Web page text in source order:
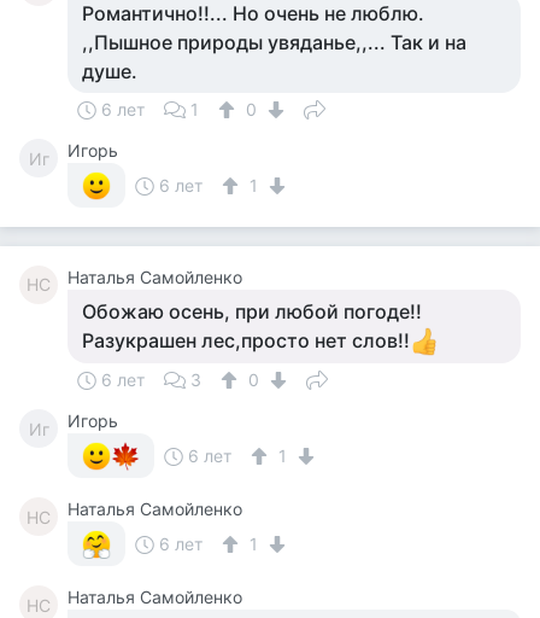
Романтично!!... Но очень не люблю.
,,Пышное природы увяданье,,... Так и на
душе.
6 лет 1 0
Иг
Игорь
6 лет
1
НС Наталья Самойленко
Обожаю осень, при любой погоде!!
Разукрашен лес,просто нет слов!!
6 лет 3 0
Иг
Игорь
6 лет
1
НС
Наталья Самойленко
6 лет
1
НС Наталья Самойленко